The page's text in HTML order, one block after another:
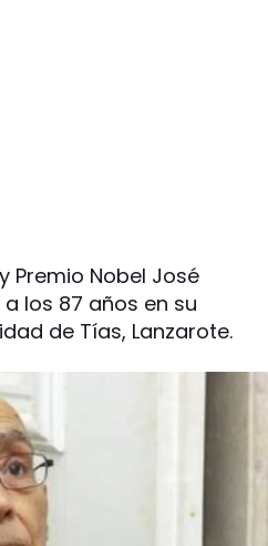
Premio Nobel José
los 87 años en su
de Tías, Lanzarote.